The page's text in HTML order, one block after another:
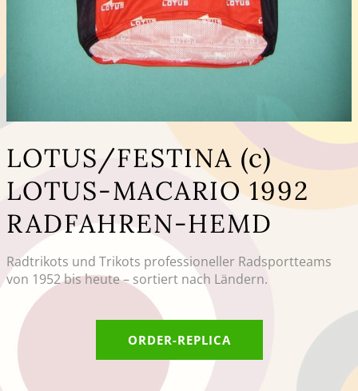
LOTUS/FESTINA (c)
LOTUS-MACARIO 1992
RADFAHREN-HEMD
Radtrikots und Trikots professioneller Radsportteams
von 1952 bis heute – sortiert nach Ländern.
ORDER-REPLICA